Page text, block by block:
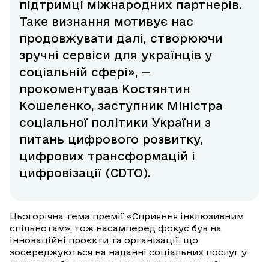
підтримці міжнародних партнерів.
Таке визнання мотивує нас
продовжувати далі, створюючи
зручні сервіси для українців у
соціальній сфері», —
прокоментував Костянтин
Кошеленко, заступник Міністра
соціальної політики України з
питань цифрового розвитку,
цифрових трансформацій і
цифровізації (CDTO).
Цьогорічна тема премії «Сприяння інклюзивним
спільнотам», тож насамперед фокус був на
інноваційні проєкти та організації, що
зосереджуються на наданні соціальних послуг у